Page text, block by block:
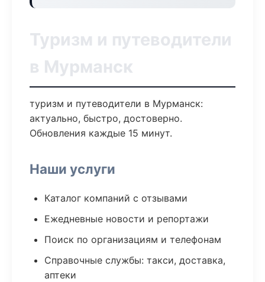
Туризм и путеводители
в Мурманск
туризм и путеводители в Мурманск:
актуально, быстро, достоверно.
Обновления каждые 15 минут.
Наши услуги
Каталог компаний с отзывами
Ежедневные новости и репортажи
Поиск по организациям и телефонам
Справочные службы: такси, доставка,
аптеки